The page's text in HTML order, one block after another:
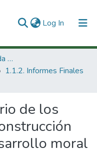
Log In (current)
1. Investigación Financiada con Recursos Públicos
1.1.2. Informes Finales
de los
moral